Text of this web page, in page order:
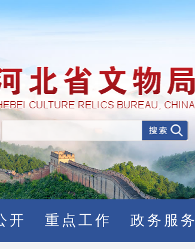
开 重点工作 政务服务